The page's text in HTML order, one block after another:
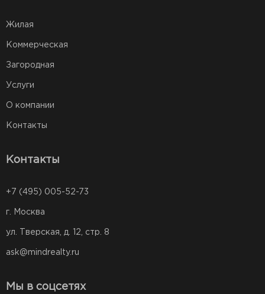
Жилая
Коммерческая
Загородная
Услуги
О компании
Контакты
Контакты
+7 (495) 005-52-73
г. Москва
ул. Тверская, д. 12, стр. 8
ask@mindrealty.ru
Мы в соцсетях